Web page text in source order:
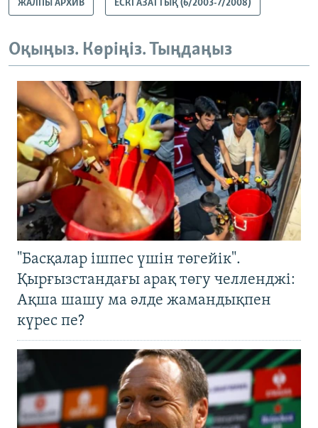
ЖАЛПЫ АРХИВ ЕСКІ АЗАТТЫҚ (6/2003-7/2008)
Оқыңыз. Көріңіз. Тыңдаңыз
"Басқалар ішпес үшін төгейік".
Қырғызстандағы арақ төгу челленджі:
Ақша шашу ма әлде жамандықпен
күрес пе?